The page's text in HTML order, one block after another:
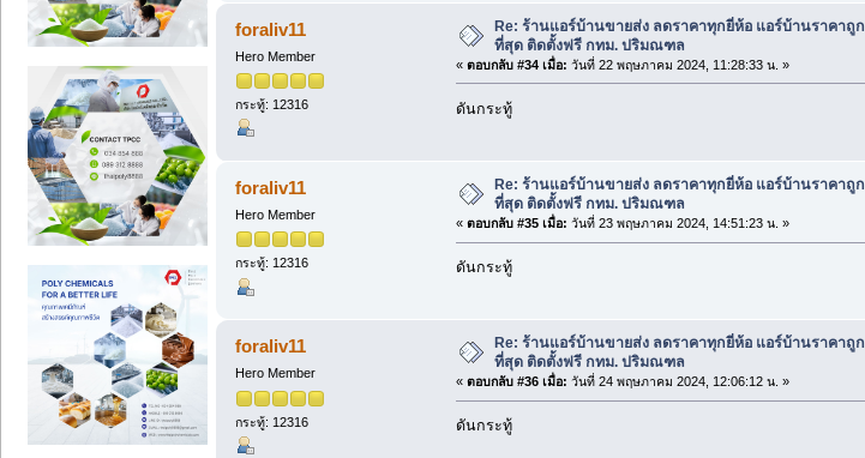
foraliv11
Hero Member
กระทู้: 12316
Re: ร้านแอร์บ้านขายส่ง ลดราคาทุกยี่ห้อ แอร์บ้านราคาถูก
ที่สุด ติดตั้งฟรี กทม. ปริมณฑล
« ตอบกลับ #34 เมื่อ: วันที่ 22 พฤษภาคม 2024, 11:28:33 น. »
ดันกระทู้
foraliv11
Hero Member
กระทู้: 12316
Re: ร้านแอร์บ้านขายส่ง ลดราคาทุกยี่ห้อ แอร์บ้านราคาถูก
ที่สุด ติดตั้งฟรี กทม. ปริมณฑล
« ตอบกลับ #35 เมื่อ: วันที่ 23 พฤษภาคม 2024, 14:51:23 น. »
ดันกระทู้
foraliv11
Hero Member
กระทู้: 12316
Re: ร้านแอร์บ้านขายส่ง ลดราคาทุกยี่ห้อ แอร์บ้านราคาถูก
ที่สุด ติดตั้งฟรี กทม. ปริมณฑล
« ตอบกลับ #36 เมื่อ: วันที่ 24 พฤษภาคม 2024, 12:06:12 น. »
ดันกระทู้